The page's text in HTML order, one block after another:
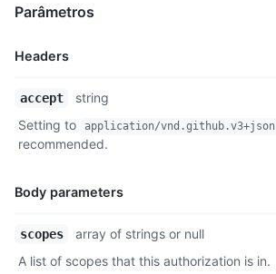
Parâmetros
Headers
Nome,
Descrição
accept
string
Setting to
application/vnd.github.v3+json
recommended.
Body parameters
Nome,
scopes
array of strings or null
A list of scopes that this authorization is in.